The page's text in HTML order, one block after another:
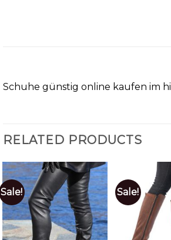
Schuhe günstig online kaufen im
RELATED PRODUCTS
Sale! Sale!